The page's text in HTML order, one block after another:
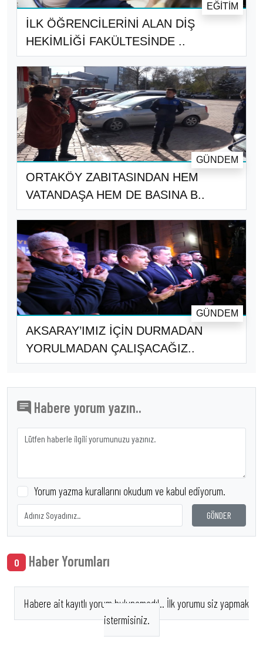
İLK ÖĞRENCİLERİNİ ALAN DİŞ
HEKİMLİĞİ FAKÜLTESİNDE ..
EĞITIM
ORTAKÖY ZABITASINDAN HEM
VATANDAŞA HEM DE BASINA B..
GÜNDEM
AKSARAY’IMIZ İÇİN DURMADAN
YORULMADAN ÇALIŞACAĞIZ..
GÜNDEM
Habere yorum yazın..
Yorum yazma kurallarını okudum ve kabul ediyorum.
GÖNDER
0 Haber Yorumları
Habere ait kayıtlı yorum bulunamadı!.. İlk yorumu siz yapmak
istermisiniz.